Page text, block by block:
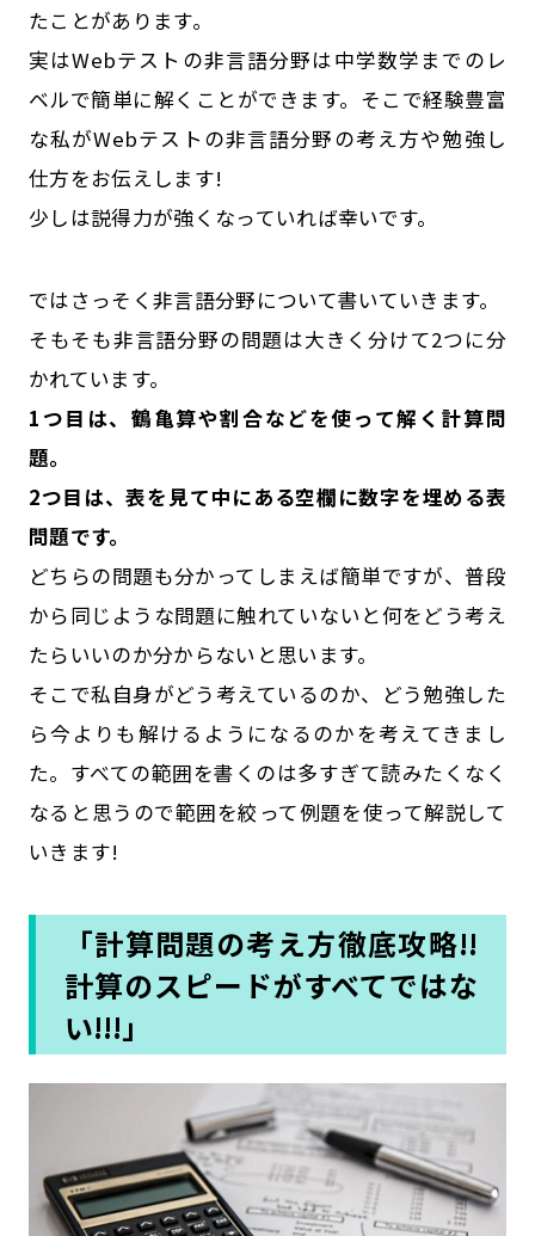
たことがあります。
実はWebテストの非言語分野は中学数学までのレ
ベルで簡単に解くことができます。そこで経験豊富
な私がWebテストの非言語分野の考え方や勉強し
仕方をお伝えします!
少しは説得力が強くなっていれば幸いです。
ではさっそく非言語分野について書いていきます。
そもそも非言語分野の問題は大きく分けて2つに分
かれています。
1つ目は、鶴亀算や割合などを使って解く計算問
題。
2つ目は、表を見て中にある空欄に数字を埋める表
問題です。
どちらの問題も分かってしまえば簡単ですが、普段
から同じような問題に触れていないと何をどう考え
たらいいのか分からないと思います。
そこで私自身がどう考えているのか、どう勉強した
ら今よりも解けるようになるのかを考えてきまし
た。すべての範囲を書くのは多すぎて読みたくなく
なると思うので範囲を絞って例題を使って解説して
いきます!
「計算問題の考え方徹底攻略!!
計算のスピードがすべてではな
い!!!」